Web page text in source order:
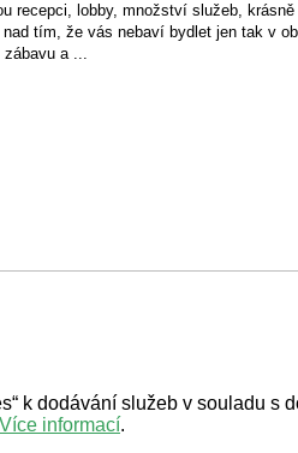
recepci, lobby, množství služeb,
tím, že vás nebaví bydlet jen tak v
zábavu a ...
k dodávání služeb v souladu s
Více informací.